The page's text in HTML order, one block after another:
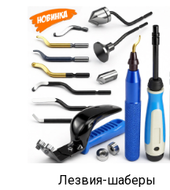
Лезвия-шаберы